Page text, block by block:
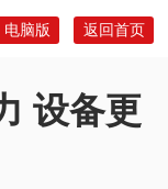
返回首页
电脑版
设备更